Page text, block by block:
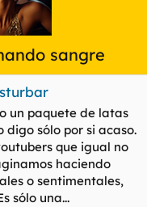
sangre
un paquete de latas
sólo por si acaso.
que igual no
haciendo
o sentimentales,
sólo una...